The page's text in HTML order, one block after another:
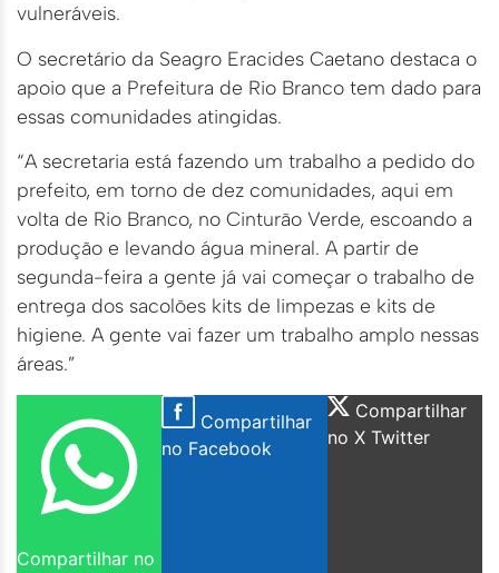
vulneráveis.
O secretário da Seagro Eracides Caetano destaca o
apoio que a Prefeitura de Rio Branco tem dado para
essas comunidades atingidas.
“A secretaria está fazendo um trabalho a pedido do
prefeito, em torno de dez comunidades, aqui em
volta de Rio Branco, no Cinturão Verde, escoando a
produção e levando água mineral. A partir de
segunda-feira a gente já vai começar o trabalho de
entrega dos sacolões kits de limpezas e kits de
higiene. A gente vai fazer um trabalho amplo nessas
áreas.”
Compartilhar no
Compartilhar
no Facebook
Compartilhar
no X Twitter